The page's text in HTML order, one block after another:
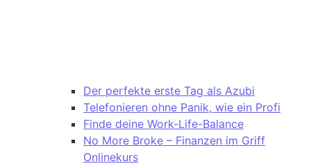
Der perfekte erste Tag als Azubi
Telefonieren ohne Panik, wie ein Profi
Finde deine Work-Life-Balance
No More Broke – Finanzen im Griff
Onlinekurs